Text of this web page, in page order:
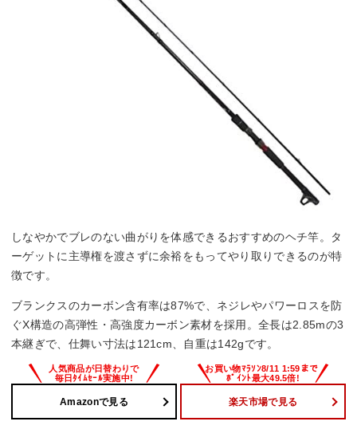
しなやかでブレのない曲がりを体感できるおすすめのヘチ竿。タ
ーゲットに主導権を渡さずに余裕をもってやり取りできるのが特
徴です。
ブランクスのカーボン含有率は87%で、ネジレやパワーロスを防
ぐX構造の高弾性・高強度カーボン素材を採用。全長は2.85mの3
本継ぎで、仕舞い寸法は121cm、自重は142gです。
Amazonで見る 楽天市場で見る